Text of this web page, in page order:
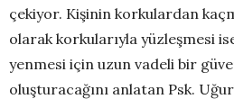
çekiyor. Kişinin korkulardan
olarak korkularıyla yüzleşmesi
yenmesi için uzun vadeli bir
oluşturacağını anlatan Psk.